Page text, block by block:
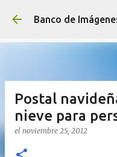
Banco de
Postal
nieve para
el noviembre 25, 2012